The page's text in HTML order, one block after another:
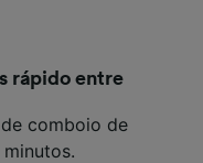
rápido entre
comboio de